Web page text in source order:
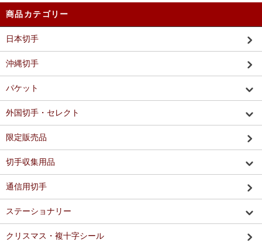
商品カテゴリー
日本切手
沖縄切手
パケット
外国切手・セレクト
限定販売品
切手収集用品
通信用切手
ステーショナリー
クリスマス・複十字シール